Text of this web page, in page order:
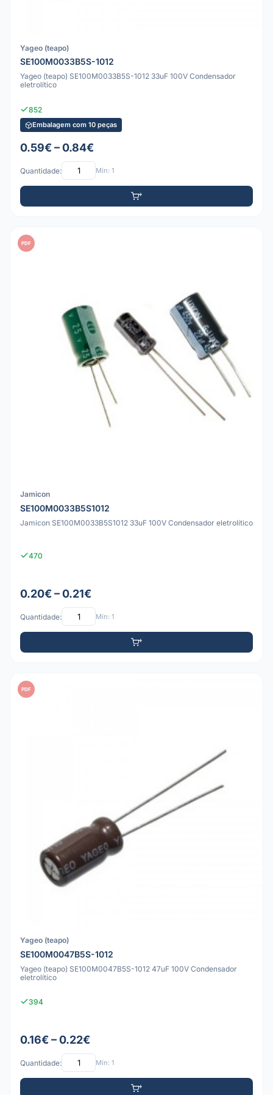
Yageo (teapo)
SE100M0033B5S-1012
Yageo (teapo) SE100M0033B5S-1012 33uF 100V Condensador
eletrolítico
852
Embalagem com 10 peças
0.59€ – 0.84€
Quantidade: Mín: 1
PDF
Jamicon
SE100M0033B5S1012
Jamicon SE100M0033B5S1012 33uF 100V Condensador eletrolítico
470
0.20€ – 0.21€
Quantidade: Mín: 1
PDF
Yageo (teapo)
SE100M0047B5S-1012
Yageo (teapo) SE100M0047B5S-1012 47uF 100V Condensador
eletrolítico
394
0.16€ – 0.22€
Quantidade: Mín: 1